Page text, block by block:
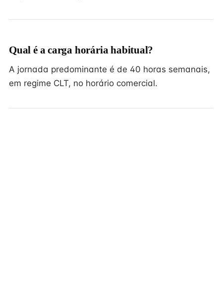
Qual é a carga horária habitual?
A jornada predominante é de 40 horas semanais,
em regime CLT, no horário comercial.